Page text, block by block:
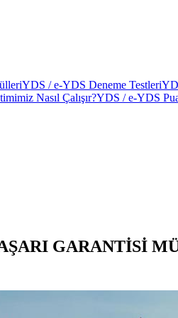
YDS / e-YDS Deneme Testleri
Nasıl Çalışır?YDS / e-YDS
GARANTİSİ